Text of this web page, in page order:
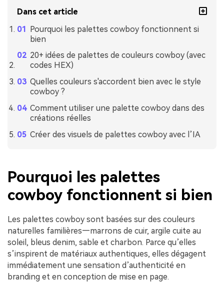
Dans cet article
Pourquoi les palettes cowboy fonctionnent si
bien
20+ idées de palettes de couleurs cowboy (avec
codes HEX)
Quelles couleurs s'accordent bien avec le style
cowboy ?
Comment utiliser une palette cowboy dans des
créations réelles
Créer des visuels de palettes cowboy avec l’IA
Pourquoi les palettes
cowboy fonctionnent si bien
Les palettes cowboy sont basées sur des couleurs
naturelles familières—marrons de cuir, argile cuite au
soleil, bleus denim, sable et charbon. Parce qu’elles
s’inspirent de matériaux authentiques, elles dégagent
immédiatement une sensation d’authenticité en
branding et en conception de mise en page.